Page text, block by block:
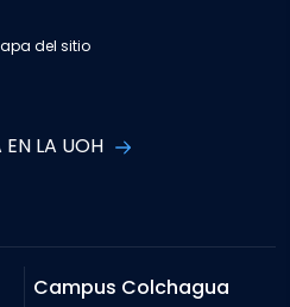
del sitio
LA UOH
Campus Colchagua